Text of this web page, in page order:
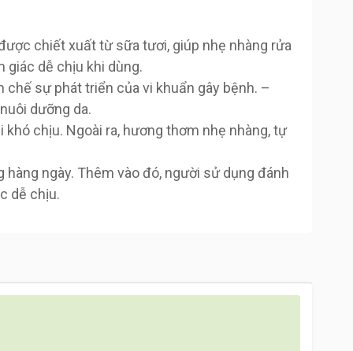
chiết xuất từ sữa tươi, giúp nhẹ nhàng rửa
giác dễ chịu khi dùng.
sự phát triển của vi khuẩn gây bệnh. –
dưỡng da.
chịu. Ngoài ra, hương thơm nhẹ nhàng, tự
ngày. Thêm vào đó, người sử dụng đánh
dễ chịu.